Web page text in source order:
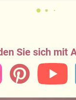
Sie sich mit